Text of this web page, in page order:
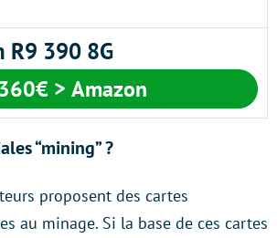
R9 390 8G
360€ > Amazon
“mining” ?
proposent des cartes
au minage. Si la base de ces cartes